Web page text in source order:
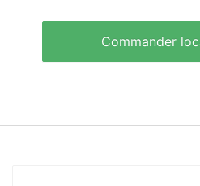
Commander